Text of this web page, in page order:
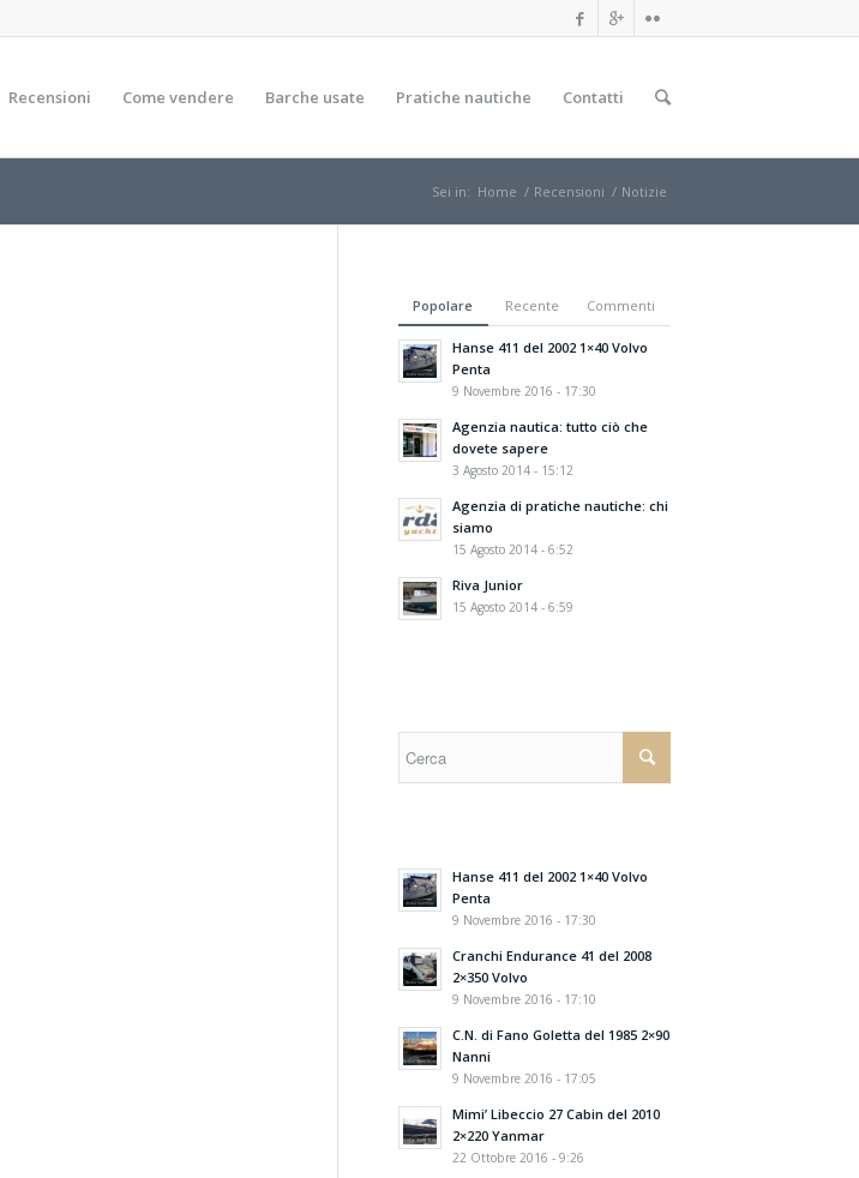
Recensioni Come vendere Barche usate Pratiche nautiche Contatti
Sei in: Home / Recensioni / Notizie
Popolare Recente Commenti
Hanse 411 del 2002 1×40 Volvo
Penta
9 Novembre 2016 - 17:30
Agenzia nautica: tutto ciò che
dovete sapere
3 Agosto 2014 - 15:12
Agenzia di pratiche nautiche: chi
siamo
15 Agosto 2014 - 6:52
Riva Junior
15 Agosto 2014 - 6:59
Hanse 411 del 2002 1×40 Volvo
Penta
9 Novembre 2016 - 17:30
Cranchi Endurance 41 del 2008
2×350 Volvo
9 Novembre 2016 - 17:10
C.N. di Fano Goletta del 1985 2×90
Nanni
9 Novembre 2016 - 17:05
Mimi’ Libeccio 27 Cabin del 2010
2×220 Yanmar
22 Ottobre 2016 - 9:26